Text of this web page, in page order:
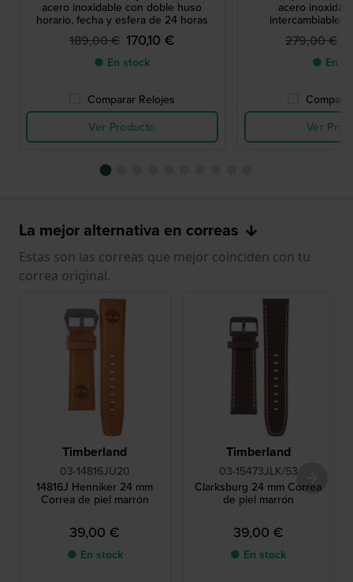
acero inoxidable con doble huso
horario, fecha y esfera de 24 horas
189,00 € 170,10 €
● En stock
Comparar Relojes
Ver Producto
acero
intercambiable
279,00 €
● En
Ver
La mejor alternativa en correas
Estas son las correas que mejor coinciden con tu
correa original.
Timberland
03-14816JU20
14816J Henniker 24 mm
Correa de piel marrón
39,00 €
● En stock
Timberland
03-15473JLK/53
Clarksburg 24 mm Correa
de piel marrón
39,00 €
● En stock